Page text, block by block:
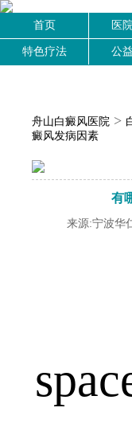
首页 医
特色疗法 公
舟山白癜风医院 >
癜风发病因素
有
来源:宁波华